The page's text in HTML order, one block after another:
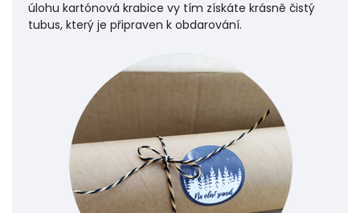
úlohu kartónová krabice vy tím získáte krásně čistý
tubus, který je připraven k obdarování.